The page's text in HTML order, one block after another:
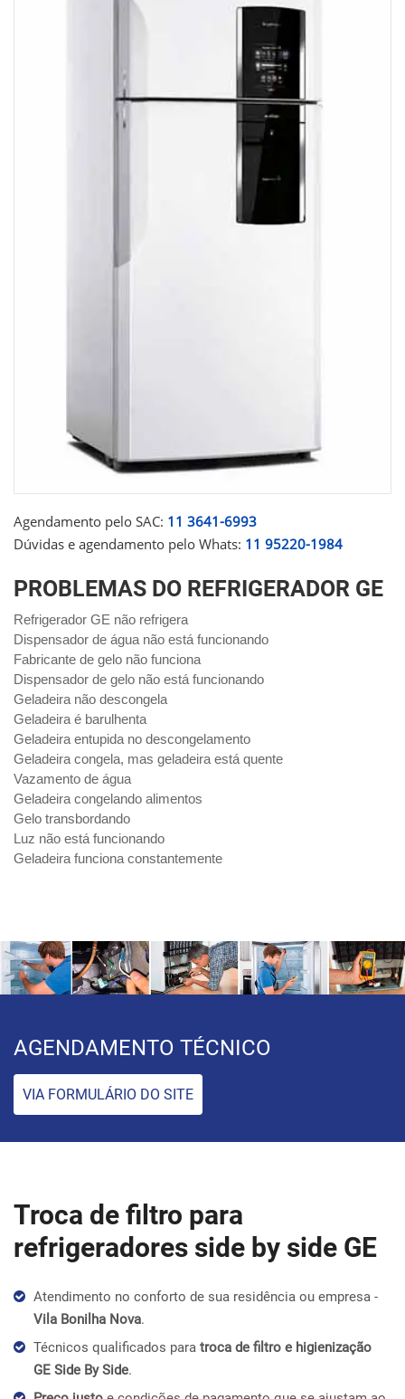
Agendamento pelo SAC: 11 3641-6993
Dúvidas e agendamento pelo Whats: 11 95220-1984
PROBLEMAS DO REFRIGERADOR GE
Refrigerador GE não refrigera
Dispensador de água não está funcionando
Fabricante de gelo não funciona
Dispensador de gelo não está funcionando
Geladeira não descongela
Geladeira é barulhenta
Geladeira entupida no descongelamento
Geladeira congela, mas geladeira está quente
Vazamento de água
Geladeira congelando alimentos
Gelo transbordando
Luz não está funcionando
Geladeira funciona constantemente
AGENDAMENTO TÉCNICO
VIA FORMULÁRIO DO SITE
Troca de filtro para
refrigeradores side by side GE
Atendimento no conforto de sua residência ou empresa -
Vila Bonilha Nova.
Técnicos qualificados para troca de filtro e higienização
GE Side By Side.